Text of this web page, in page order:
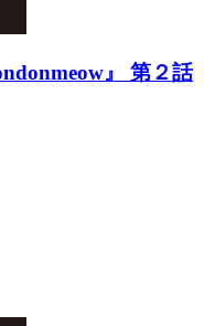
』 第２話